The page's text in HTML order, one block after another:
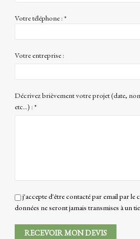
Votre téléphone : *
Votre entreprise :
Décrivez brièvement votre projet (date,
etc...) : *
j'accepte d'être contacté par email par le
données ne seront jamais transmises à un
RECEVOIR MON DEVIS